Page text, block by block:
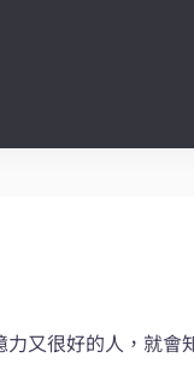
又很好的人，就